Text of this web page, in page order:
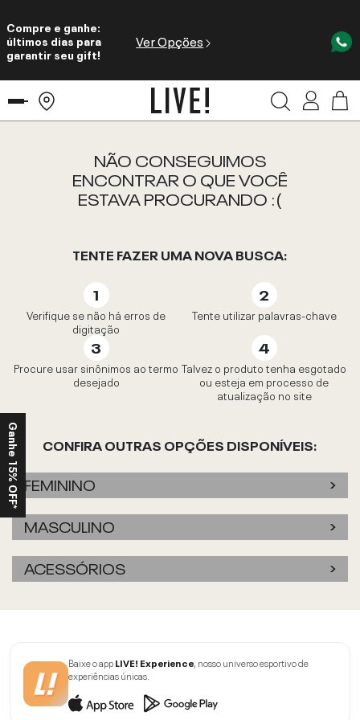
Compre e ganhe:
últimos dias para
garantir seu gift!
Ver Opções
NÃO CONSEGUIMOS
ENCONTRAR O QUE VOCÊ
ESTAVA PROCURANDO :(
TENTE FAZER UMA NOVA BUSCA:
Verifique se não há erros de
digitação
Tente utilizar palavras-chave
Procure usar sinônimos ao termo
desejado
Talvez o produto tenha esgotado
ou esteja em processo de
atualização no site
CONFIRA OUTRAS OPÇÕES DISPONÍVEIS:
FEMININO
MASCULINO
ACESSÓRIOS
Baixe o appLIVE! Experience, nosso universo esportivo de
experiências únicas.
Ganhe 15% OFF*